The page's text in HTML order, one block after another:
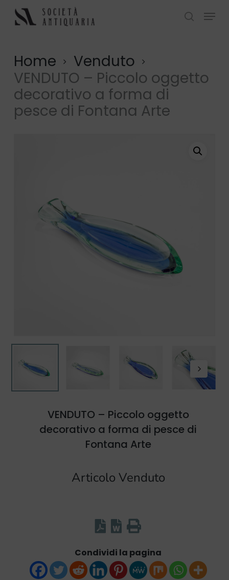
Skip
search
Menu
Home
Venduto
VENDUTO – Piccolo oggetto
decorativo a forma di
pesce di Fontana Arte
VENDUTO – Piccolo oggetto
decorativo a forma di pesce di
Fontana Arte
Articolo Venduto
Condividi la pagina